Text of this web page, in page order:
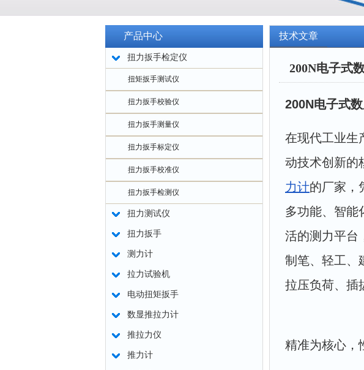
产品中心
扭力扳手检定仪
扭矩扳手测试仪
扭力扳手校验仪
扭力扳手测量仪
扭力扳手标定仪
扭力扳手校准仪
扭力扳手检测仪
扭力测试仪
扭力扳手
测力计
拉力试验机
电动扭矩扳手
数显推拉力计
推拉力仪
推力计
技术文章
200N电子式
200N电子式
在现代工业生
动技术创新的
力计的厂家，
多功能、智能
活的测力平台
制笔、轻工、
拉压负荷、插
精准为核心，